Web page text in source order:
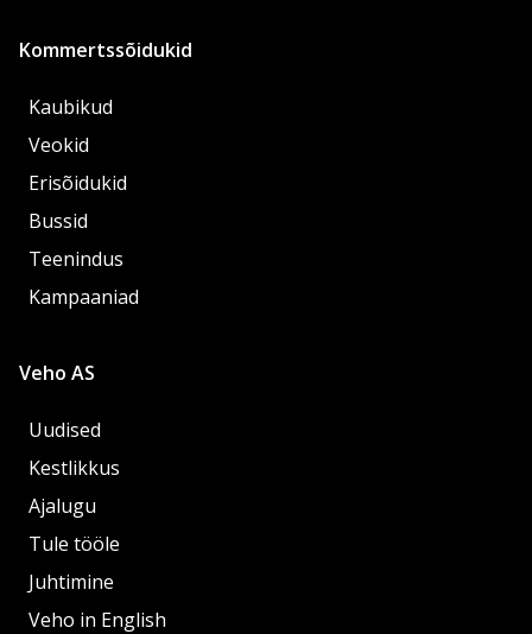
Kommertssõidukid
Kaubikud
Veokid
Erisõidukid
Bussid
Teenindus
Kampaaniad
Veho AS
Uudised
Kestlikkus
Ajalugu
Tule tööle
Juhtimine
Veho in English